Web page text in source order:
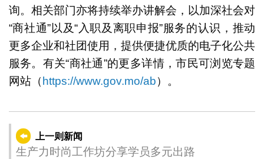
询。相关部门亦将持续举办讲解会，以加深社会对
“商社通”以及“入职及离职申报”服务的认识，推动
更多企业和社团使用，提供便捷优质的电子化公共
服务。有关“商社通”的更多详情，市民可浏览专题
网站（ https://www.gov.mo/ab）。
上一则新闻
生产力时尚工作坊分享学员多元出路